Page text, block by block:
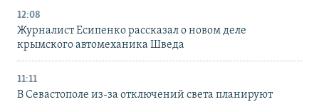
12:08
Журналист Есипенко рассказал о новом деле
крымского автомеханика Шведа
11:11
В Севастополе из-за отключений света планируют